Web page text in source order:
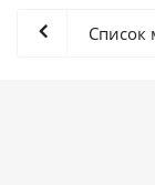
Список